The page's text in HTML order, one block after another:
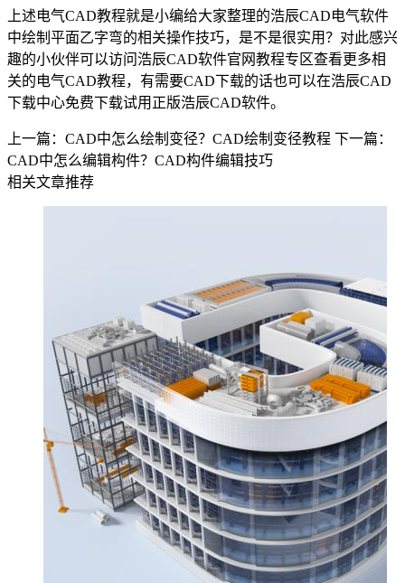
上述电气CAD教程就是小编给大家整理的浩辰CAD电气软件
中绘制平面乙字弯的相关操作技巧，是不是很实用？对此感兴
趣的小伙伴可以访问浩辰CAD软件官网教程专区查看更多相
关的电气CAD教程，有需要CAD下载的话也可以在浩辰CAD
下载中心免费下载试用正版浩辰CAD软件。
上一篇：CAD中怎么绘制变径？CAD绘制变径教程 下一篇：
CAD中怎么编辑构件？CAD构件编辑技巧
相关文章推荐